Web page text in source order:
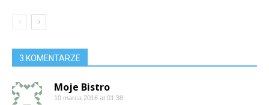
3 KOMENTARZE
Moje Bistro
10 marca 2016 at 01:38